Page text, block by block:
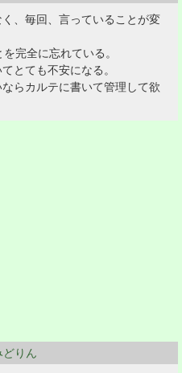
、毎回、言っていることが変
完全に忘れている。
とても不安になる。
らカルテに書いて管理して欲
りん